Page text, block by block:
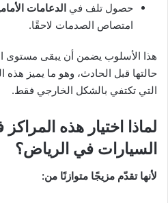
حصول تلف في الدعامات
امتصاص الصدمات لاحقًا.
هذا الأسلوب يضمن أن يبقى مستوى
حالتها قبل الحادث، وهو ما يميز
التي تكتفي بالشكل الخارجي فقط.
لماذا اختيار هذه
السيارات في الرياض؟
لأنها تقدّم مزيجًا متوازنًا من: